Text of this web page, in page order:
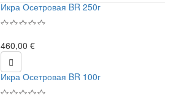
Икра Осетровая BR 250г
460,00 €

Икра Осетровая BR 100г